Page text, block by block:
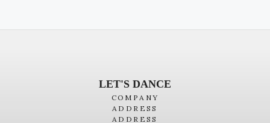
LET'S DANCE
COMPANY
ADDRESS
ADDRESS